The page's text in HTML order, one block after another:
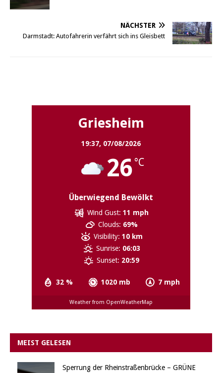
NÄCHSTER
Darmstadt: Autofahrerin verfährt sich ins Gleisbett
Griesheim
19:37, 07/08/2026
26°C
Überwiegend Bewölkt
32 % 1020 mb 7 mph
Wind Gust: 11 mph
Clouds: 69%
Visibility: 10 km
Sunrise: 06:03
Sunset: 20:59
Weather from OpenWeatherMap
MEIST GELESEN
Sperrung der Rheinstraßenbrücke – GRÜNE